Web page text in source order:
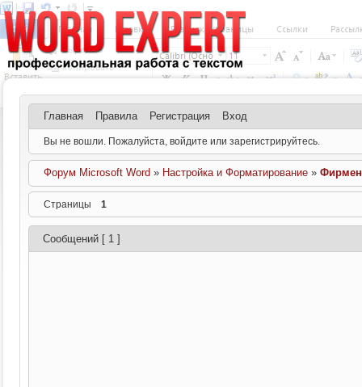
Главная Правила Регистрация Вход
Вы не вошли. Пожалуйста, войдите или зарегистрируйтесь.
Форум Microsoft Word » Настройка и Форматирование »
Страницы 1
Сообщений [ 1 ]